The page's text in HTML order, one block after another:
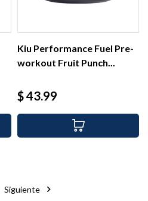
Kiu Performance Fuel Pre-
workout Fruit Punch...
Precio
$ 43.99
Siguiente 